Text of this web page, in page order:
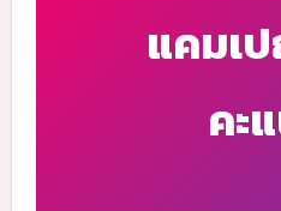
แคมเ
คะ